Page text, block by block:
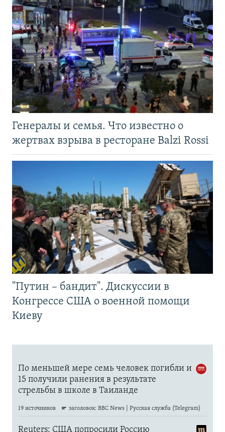
Генералы и семья. Что известно о
жертвах взрыва в ресторане Balzi Rossi
"Путин – бандит". Дискуссии в
Конгрессе США о военной помощи
Киеву